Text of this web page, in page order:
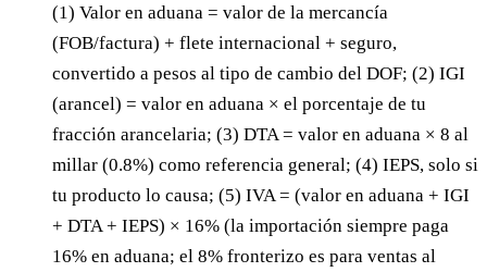
(1) Valor en aduana = valor de la mercancía
(FOB/factura) + flete internacional + seguro,
convertido a pesos al tipo de cambio del DOF; (2) IGI
(arancel) = valor en aduana × el porcentaje de tu
fracción arancelaria; (3) DTA = valor en aduana × 8 al
millar (0.8%) como referencia general; (4) IEPS, solo si
tu producto lo causa; (5) IVA = (valor en aduana + IGI
+ DTA + IEPS) × 16% (la importación siempre paga
16% en aduana; el 8% fronterizo es para ventas al